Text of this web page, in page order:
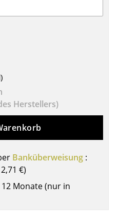
Herstellers)
Banküberweisung :
€)
Monate (nur in